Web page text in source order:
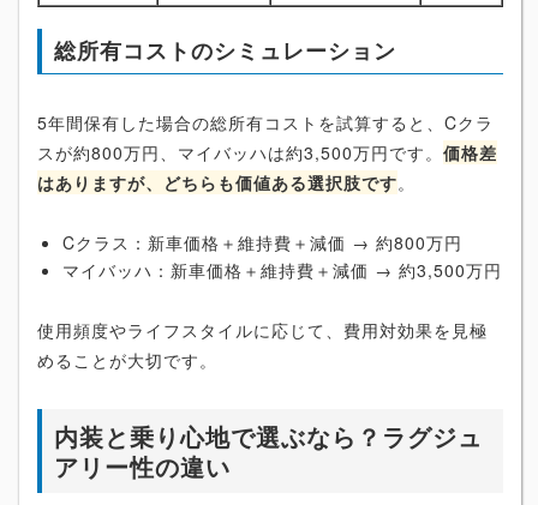
総所有コストのシミュレーション
5年間保有した場合の総所有コストを試算すると、Cクラ
スが約800万円、マイバッハは約3,500万円です。 価格差
はありますが、どちらも価値ある選択肢です。
Cクラス：新車価格＋維持費＋減価 → 約800万円
マイバッハ：新車価格＋維持費＋減価 → 約3,500万円
使用頻度やライフスタイルに応じて、費用対効果を見極
めることが大切です。
内装と乗り心地で選ぶなら？ラグジュ
アリー性の違い